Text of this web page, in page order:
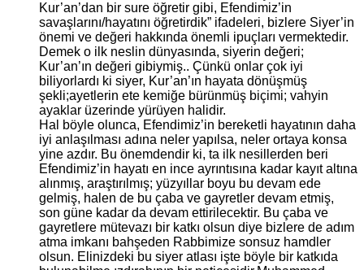
Kur’an’dan bir sure öğretir gibi, Efendimiz’in
savaşlarını/hayatını öğretirdik” ifadeleri, bizlere Siyer’in
önemi ve değeri hakkında önemli ipuçları vermektedir.
Demek o ilk neslin dünyasında, siyerin değeri;
Kur’an’ın değeri gibiymiş.. Çünkü onlar çok iyi
biliyorlardı ki siyer, Kur’an’ın hayata dönüşmüş
şekli;ayetlerin ete kemiğe bürünmüş biçimi; vahyin
ayaklar üzerinde yürüyen halidir.
Hal böyle olunca, Efendimiz’in bereketli hayatının daha
iyi anlaşılması adına neler yapılsa, neler ortaya konsa
yine azdır. Bu önemdendir ki, ta ilk nesillerden beri
Efendimiz’in hayatı en ince ayrıntısına kadar kayıt altına
alınmış, araştırılmış; yüzyıllar boyu bu devam ede
gelmiş, halen de bu çaba ve gayretler devam etmiş,
son güne kadar da devam ettirilecektir. Bu çaba ve
gayretlere mütevazı bir katkı olsun diye bizlere de adım
atma imkanı bahşeden Rabbimize sonsuz hamdler
olsun. Elinizdeki bu siyer atlası işte böyle bir katkıda